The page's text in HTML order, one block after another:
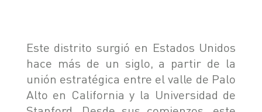
Este distrito surgió en Estados Unidos
hace más de un siglo, a partir de la
unión estratégica entre el valle de Palo
Alto en California y la Universidad de